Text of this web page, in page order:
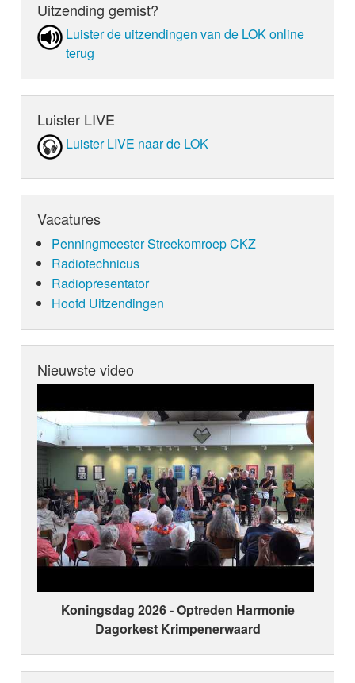
Uitzending gemist?
Luister de uit­zen­din­gen van de LOK online
terug
Luister LIVE
Luister LIVE naar de LOK
Vacatures
Penningmeester Streekomroep CKZ
Radiotechnicus
Radiopresentator
Hoofd Uitzendingen
Nieuwste video
Koningsdag 2026 ‑ Optreden Harmonie
Dagorkest Krimpenerwaard